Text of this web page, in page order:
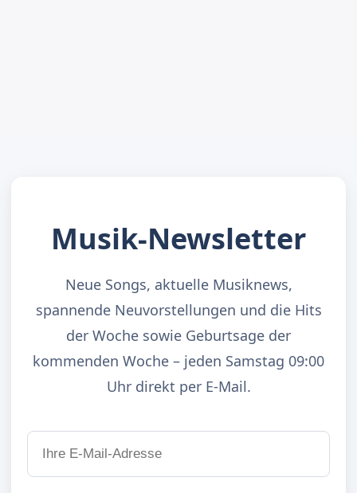
Musik-Newsletter
Neue Songs, aktuelle Musiknews,
spannende Neuvorstellungen und die Hits
der Woche sowie Geburtsage der
kommenden Woche – jeden Samstag 09:00
Uhr direkt per E-Mail.